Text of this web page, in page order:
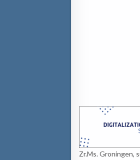
Zr.Ms. Groningen,